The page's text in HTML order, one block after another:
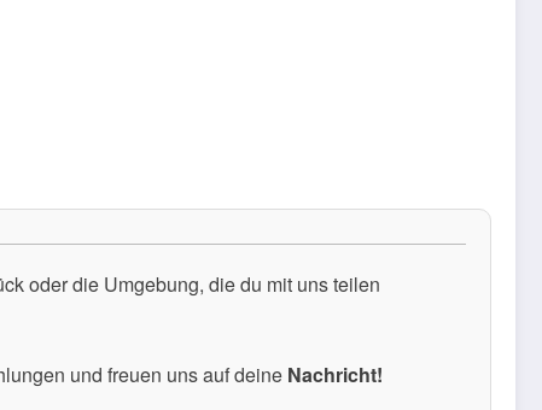
oder die Umgebung, die du mit uns teilen
und freuen uns auf deine Nachricht!